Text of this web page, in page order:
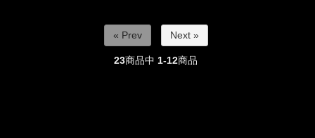
« Prev Next »
23商品中 1-12商品